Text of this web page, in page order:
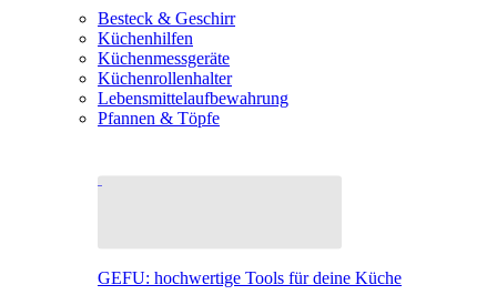
Besteck & Geschirr
Küchenhilfen
Küchenmessgeräte
Küchenrollenhalter
Lebensmittelaufbewahrung
Pfannen & Töpfe
GEFU: hochwertige Tools für deine Küche